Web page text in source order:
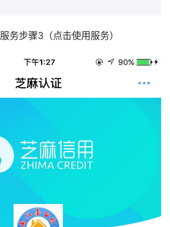
务步骤3（点击使用服务）